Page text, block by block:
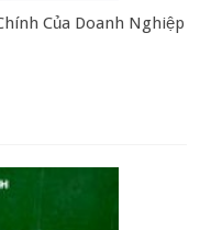
Của Doanh Nghiệp